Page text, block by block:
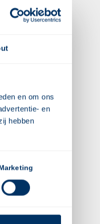
en om ons
en
hebben
Marketing